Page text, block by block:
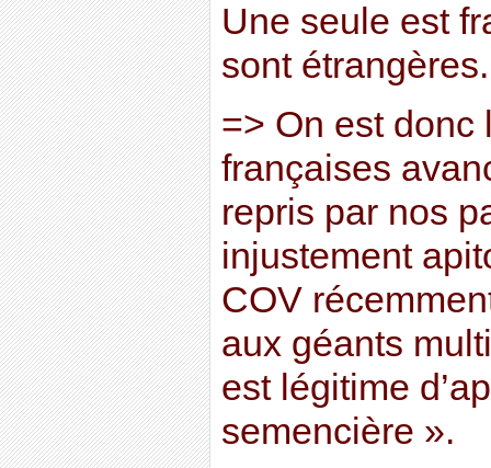
Une seule est
sont étrangères.
=> On est donc
françaises
repris par nos
injustement
COV
aux géants
est légitime
semencière ».